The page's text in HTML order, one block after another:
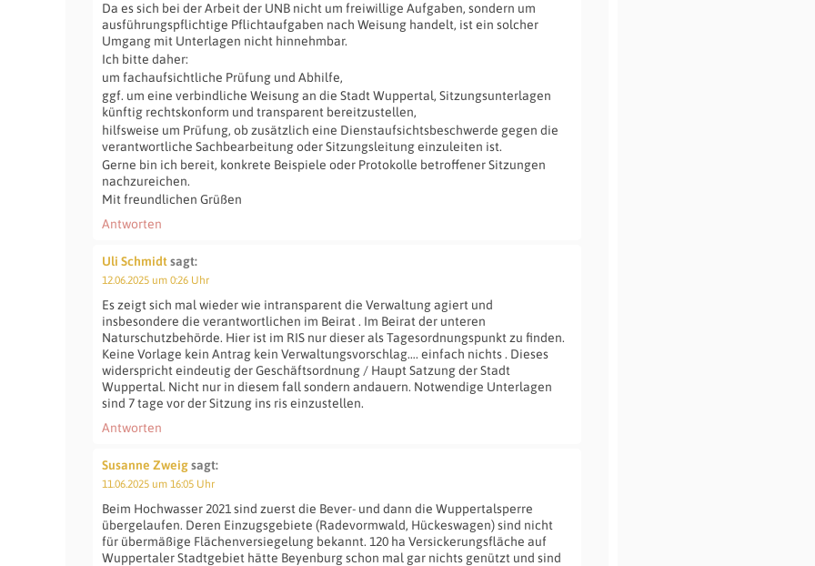
Da es sich bei der Arbeit der UNB nicht um freiwillige Aufgaben, sondern um
ausführungspflichtige Pflichtaufgaben nach Weisung handelt, ist ein solcher
Umgang mit Unterlagen nicht hinnehmbar.
Ich bitte daher:
um fachaufsichtliche Prüfung und Abhilfe,
ggf. um eine verbindliche Weisung an die Stadt Wuppertal, Sitzungsunterlagen
künftig rechtskonform und transparent bereitzustellen,
hilfsweise um Prüfung, ob zusätzlich eine Dienstaufsichtsbeschwerde gegen die
verantwortliche Sachbearbeitung oder Sitzungsleitung einzuleiten ist.
Gerne bin ich bereit, konkrete Beispiele oder Protokolle betroffener Sitzungen
nachzureichen.
Mit freundlichen Grüßen
Antworten
Uli Schmidtsagt:
12.06.2025 um 0:26 Uhr
Es zeigt sich mal wieder wie intransparent die Verwaltung agiert und
insbesondere die verantwortlichen im Beirat . Im Beirat der unteren
Naturschutzbehörde. Hier ist im RIS nur dieser als Tagesordnungspunkt zu finden.
Keine Vorlage kein Antrag kein Verwaltungsvorschlag…. einfach nichts . Dieses
widerspricht eindeutig der Geschäftsordnung / Haupt Satzung der Stadt
Wuppertal. Nicht nur in diesem fall sondern andauern. Notwendige Unterlagen
sind 7 tage vor der Sitzung ins ris einzustellen.
Antworten
Susanne Zweigsagt:
11.06.2025 um 16:05 Uhr
Beim Hochwasser 2021 sind zuerst die Bever- und dann die Wuppertalsperre
übergelaufen. Deren Einzugsgebiete (Radevormwald, Hückeswagen) sind nicht
für übermäßige Flächenversiegelung bekannt. 120 ha Versickerungsfläche auf
Wuppertaler Stadtgebiet hätte Beyenburg schon mal gar nichts genützt und sind